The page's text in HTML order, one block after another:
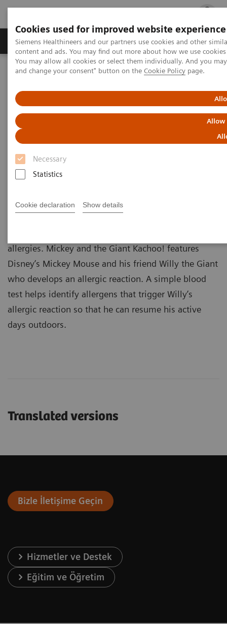
Cookies used for improved website experience
Siemens Healthineers and our partners use cookies and other
content and ads. You may find out more about how we use
You may allow all cookies or select them individually. And you
and change your consent" button on the Cookie Policy page.
Allow
Necessary
Statistics
Cookie declaration Show details
Ürün ve Hizmetler Öne Çıkanlar Sağlık
Siemens Healthineers Türkiye Klinik Alanlar
Alerji
Mickey ve Dev Kachoo
children’s book to the clinical laboratory and
allergies. Mickey and the Giant Kachoo! features
Disney’s Mickey Mouse and his friend Willy the Giant
who develops an allergic reaction. A simple blood
test helps identify allergens that trigger Willy’s
allergic reaction so that he can resume his active
days outdoors.
Translated versions
Bizle İletişime Geçin
Hizmetler ve Destek
Eğitim ve Öğretim